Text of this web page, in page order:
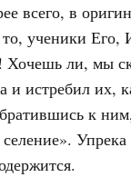
всего, в
ученики
Хочешь ли, мы
и истребил их,
к
Упрека